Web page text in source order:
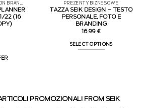
22 (16
PREZENTY BIZNESOWE
TAZZA SEIK DESIGN – TESTO
PERSONALE, FOTO E
BRANDING
16.99 €
SELECT OPTIONS
PROMOZIONALI FROM SEIK